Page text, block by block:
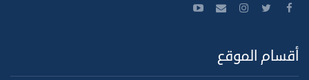
أقسام الموقع